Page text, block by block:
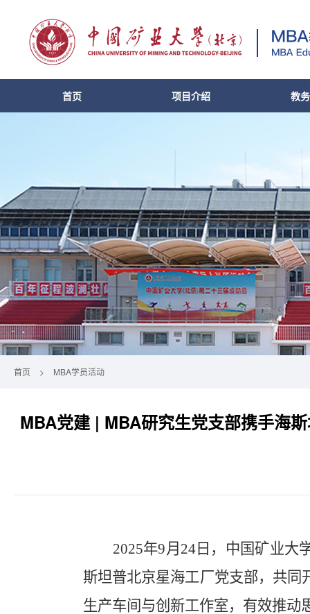
首页 项目介绍 教
首页 > MBA学员活动
MBA党建 | MBA研究生党支部携手海
2025年9月24日，中国矿业大
斯坦普北京星海工厂党支部， 共同
生产车间与创新工作室，有效推动